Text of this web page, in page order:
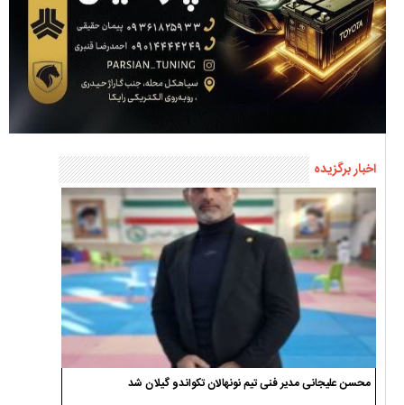
اخبار برگزیده
محسن علیجانی مدیر فنی تیم نونهالان تکواندو گیلان شد